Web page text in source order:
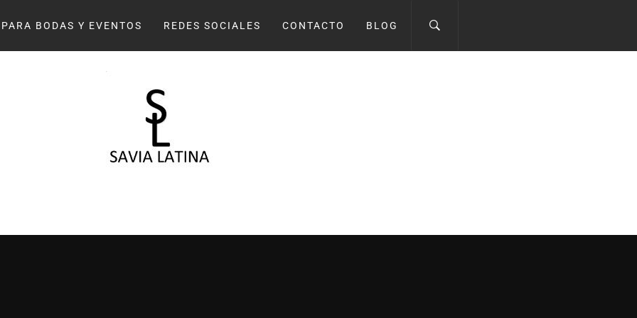
BODAS Y EVENTOS REDES SOCIALES CONTACTO BLOG
LATINA